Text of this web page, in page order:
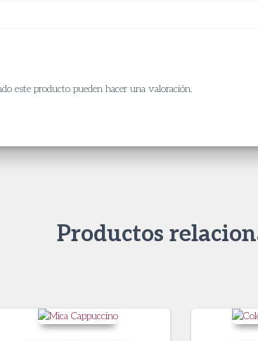
este producto pueden hacer una valoración.
Productos